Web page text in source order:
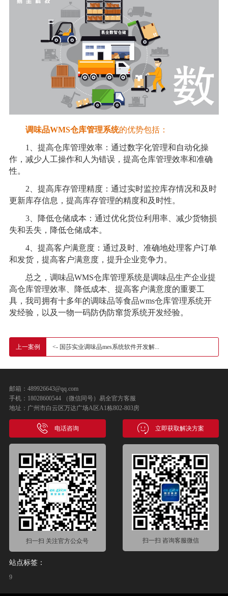
调味品WMS仓库管理系统的优势包括：
1、提高仓库管理效率：通过数字化管理和自动化操
作，减少人工操作和人为错误，提高仓库管理效率和准确
性。
2、提高库存管理精度：通过实时监控库存情况和及时
更新库存信息，提高库存管理的精度和及时性。
3、降低仓储成本：通过优化货位利用率、减少货物损
失和丢失，降低仓储成本。
4、提高客户满意度：通过及时、准确地处理客户订单
和发货，提高客户满意度，提升企业竞争力。
总之，调味品WMS仓库管理系统是调味品生产企业提
高仓库管理效率、降低成本、提高客户满意度的重要工
具，我司拥有十多年的调味品等食品wms仓库管理系统开
发经验，以及一物一码防伪防窜货系统开发经验。
上一案例 <- 国莎实业调味品mes系统软件开发解...
邮箱：489926643@qq.com
手机：18028600544 （微信同号）易全官方客服
地址：广州市白云区万达广场A区A1栋802-803房
电话咨询 立即获取解决方案
扫一扫 关注官方公众号 扫一扫 咨询客服微信
站点标签：
9